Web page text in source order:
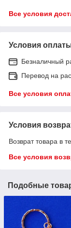
Все условия
Условия
Безналичный
Перевод на
Все условия
Условия
Возврат товара в
Все условия
Подобные